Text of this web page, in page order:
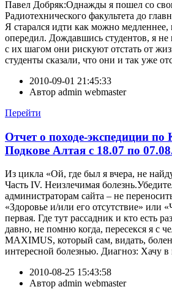
Павел Добряк:Однажды я пошел со
Радиотехнического факультета до
Я старался идти как можно медленнее,
опередил. Дождавшись студентов, я не
с их шагом они рискуют отстать от
студенты сказали, что они и так уже
2010-09-01 21:45:33
Автор admin webmaster
Перейти
Отчет о походе-экспедиции по
Подкове Алтая с 18.07 по
Из цикла «Ой, где был я вчера, не
Часть IV. Неизлечимая
администраторам сайта – не
«Здоровье и/или его отсутствие» или
первая. Где тут рассадник и кто есть
давно, не помню когда, пересекся я с
MAXIMUS, который сам, видать,
интересной болезнью. Диагноз: Хачу в
2010-08-25 15:43:58
Автор admin webmaster